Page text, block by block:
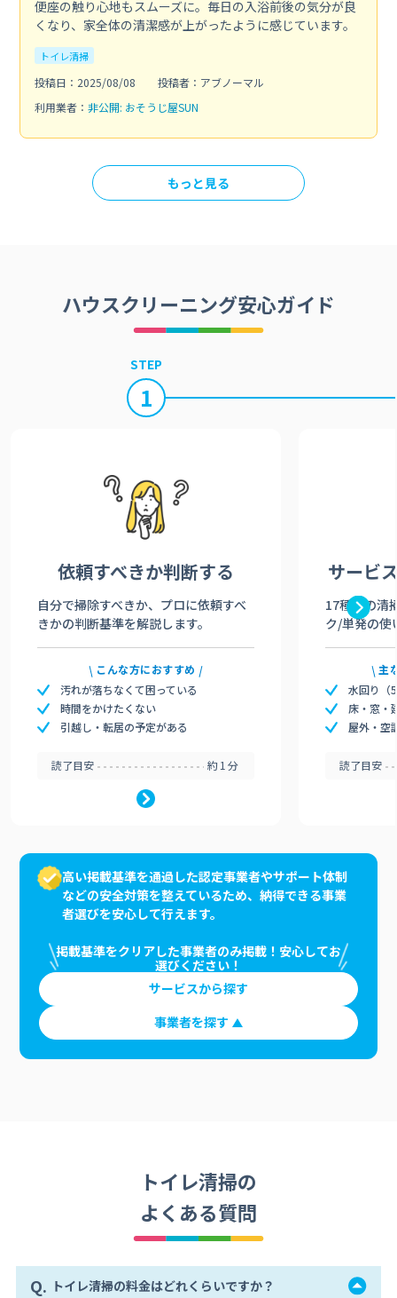
便座の触り心地もスムーズに。毎日の入浴前後の気分が良
くなり、家全体の清潔感が上がったように感じています。
トイレ清掃
投稿日：2025/08/08
投稿者：アブノーマル
利用業者： 非公開: おそうじ屋SUN
もっと見る
ハウスクリーニング安心ガイド
STEP
1
依頼すべきか判断する
自分で掃除すべきか、プロに依頼すべ
きかの判断基準を解説します。
こんな方におすすめ
汚れが落ちなくて困っている
時間をかけたくない
引越し・転居の予定がある
読了目安 約1分
サービ
17種類の清
ク/単発の使
主
水回り（
床・窓・
屋外・空
読了目安
高い掲載基準を通過した認定事業者やサポート体制
などの安全対策を整えているため、納得できる事業
者選びを安心して行えます。
掲載基準をクリアした事業者のみ掲載！安心してお
選びください！
サービスから探す
事業者を探す
トイレ清掃の
よくある質問
Q. トイレ清掃の料金はどれくらいですか？